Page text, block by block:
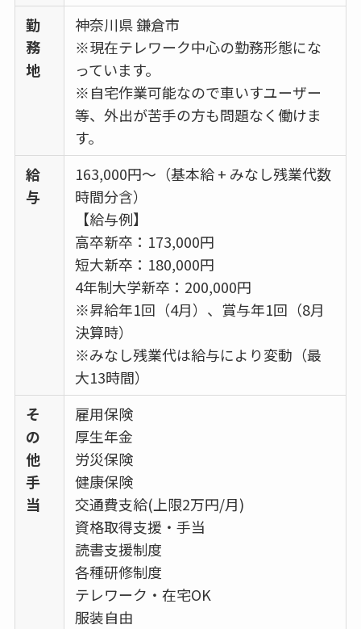
勤
務
地
神奈川県 鎌倉市
※現在テレワーク中心の勤務形態にな
っています。
※自宅作業可能なので車いすユーザー
等、外出が苦手の方も問題なく働けま
す。
給
与
163,000円～（基本給 + みなし残業代数
時間分含）
【給与例】
高卒新卒：173,000円
短大新卒：180,000円
4年制大学新卒：200,000円
※昇給年1回（4月）、賞与年1回（8月
決算時）
※みなし残業代は給与により変動（最
大13時間）
そ
の
他
手
当
雇用保険
厚生年金
労災保険
健康保険
交通費支給(上限2万円/月)
資格取得支援・手当
読書支援制度
各種研修制度
テレワーク・在宅OK
服装自由